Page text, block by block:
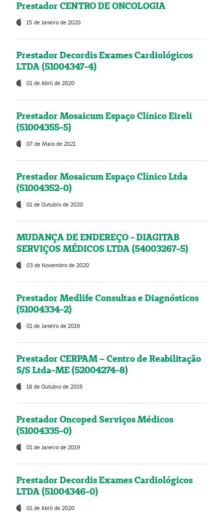
Prestador CENTRO DE ONCOLOGIA
15 de Janeiro de 2020
Prestador Decordis Exames Cardiológicos
LTDA (51004347-4)
01 de Abril de 2020
Prestador Mosaicum Espaço Clínico Eireli
(51004355-5)
07 de Maio de 2021
Prestador Mosaicum Espaço Clínico Ltda
(51004352-0)
01 de Outubro de 2020
MUDANÇA DE ENDEREÇO - DIAGITAB
SERVIÇOS MÉDICOS LTDA (54003267-5)
03 de Novembro de 2020
Prestador Medlife Consultas e Diagnósticos
(51004334-2)
01 de Janeiro de 2019
Prestador CERPAM – Centro de Reabilitação
S/S Ltda-ME (52004274-8)
18 de Outubro de 2019
Prestador Oncoped Serviços Médicos
(51004335-0)
01 de Janeiro de 2019
Prestador Decordis Exames Cardiológicos
LTDA (51004346-0)
01 de Abril de 2020